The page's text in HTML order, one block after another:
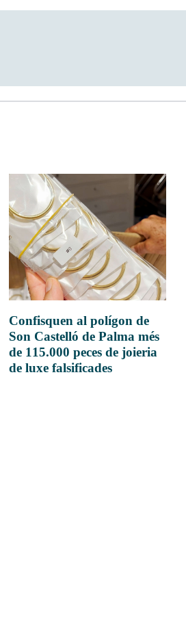
Confisquen al polígon de
Son Castelló de Palma més
de 115.000 peces de joieria
de luxe falsificades